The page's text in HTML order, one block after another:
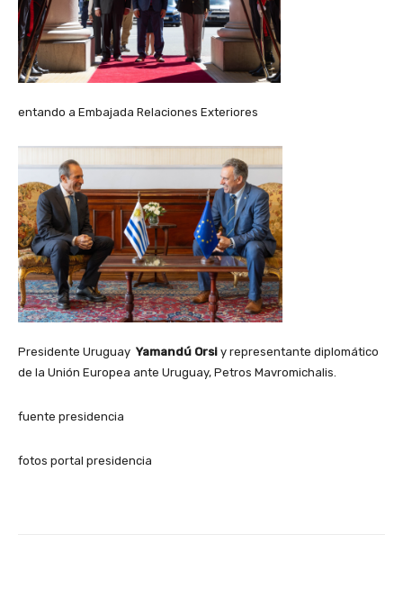
entando a Embajada Relaciones Exteriores
Presidente Uruguay Yamandú Orsi y representante diplomático
de la Unión Europea ante Uruguay, Petros Mavromichalis.
fuente presidencia
fotos portal presidencia